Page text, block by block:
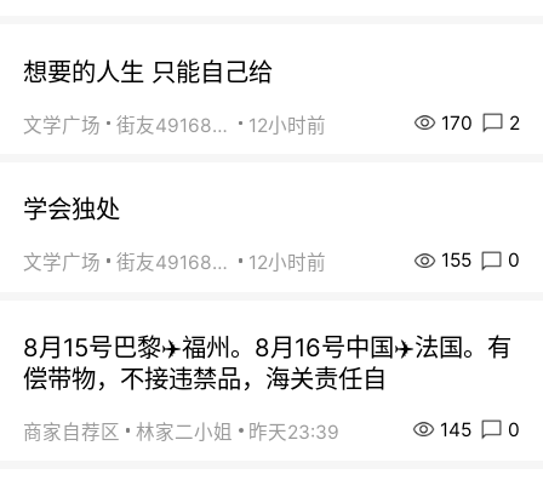
想要的人生 只能自己给
文学广场 街友49168527 12小时前 170 2
学会独处
文学广场 街友49168527 12小时前 155 0
8月15号巴黎✈️福州。8月16号中国✈️法国。有
偿带物，不接违禁品，海关责任自
商家自荐区 林家二小姐 昨天23:39 145 0